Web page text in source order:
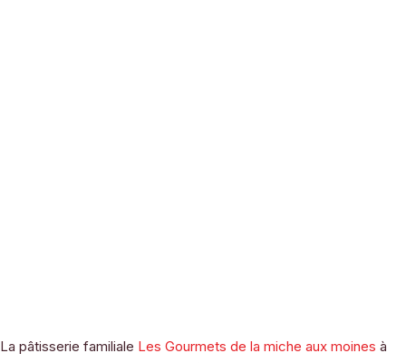
La pâtisserie familiale Les Gourmets de la miche aux moines à